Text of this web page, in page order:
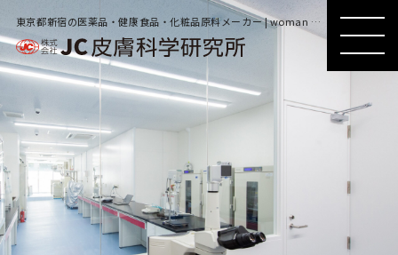
東京都新宿の医薬品・健康食品・化粧品原料メーカー | woman apply moisturizer in hand